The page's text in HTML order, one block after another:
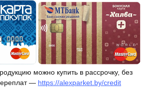
можно купить в рассрочку, без
— https://alexparket.by/credit